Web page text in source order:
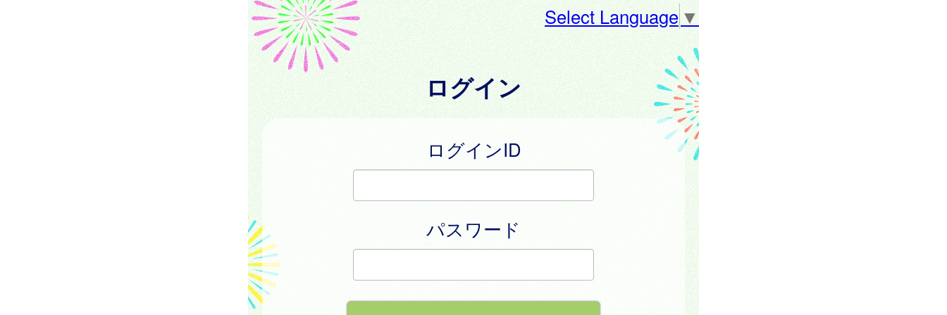
Select Language▼
ログイン
ログインID
パスワード